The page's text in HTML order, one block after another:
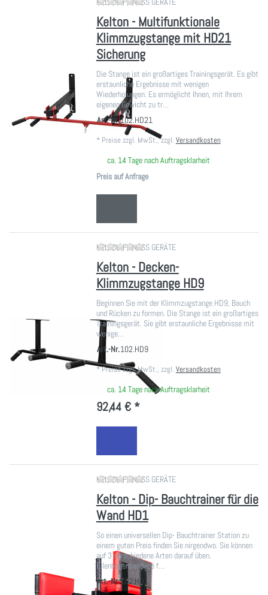
Kelton - Multifunktionale
Klimmzugstange mit HD21
Sicherung
Die Stange ist ein großartiges Trainingsgerät. Es gibt
erstaunliche Ergebnisse mit wenigen
Wiederholungen. Es ermöglicht Ihnen, mit Ihrem
eigenen Gewicht zu tr…
Art.-Nr.102.HD21
* Preise zzgl. MwSt., zzgl. Versandkosten
ca. 14 Tage nach Auftragsklarheit
Preis auf Anfrage
KELTON FITNESS GERÄTEZu diesem Produkt liegen noch
Kelton - Decken-
Klimmzugstange HD9
Beginnen Sie mit der Klimmzugstange HD9, Bauch
und Rücken zu formen. Die Stange ist ein großartiges
Trainingsgerät. Sie gibt erstaunliche Ergebnisse mit
wenige…
Art.-Nr.102.HD9
*Preise zzgl. MwSt., zzgl. Versandkosten
ca. 14 Tage nach Auftragsklarheit
92,44 € *
KELTON FITNESS GERÄTEZu diesem Produkt liegen noch
Kelton - Dip- Bauchtrainer für die
Wand HD1
So einen universellen Dip- Bauchtrainer Station zu
einem guten Preis finden Sie nirgendwo. Sie können
auf 3 verschiedene Arten darauf üben.
Ellenbogenbandage f…
Art.-Nr.102.HD1